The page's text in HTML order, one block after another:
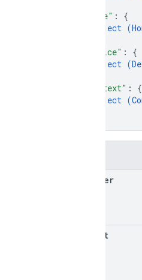
"home" : {
object (
"device" : {
object (
"context" : {
object (
handler
intent